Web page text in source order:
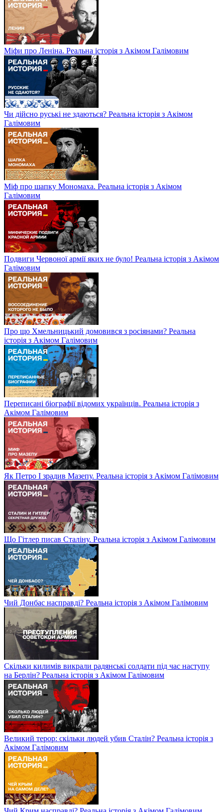
Міфи про Леніна. Реальна історія з Акімом Галімовим
Чи дійсно руські не здаються? Реальна історія з Акімом
Галімовим
Міф про шапку Мономаха. Реальна історія з Акімом
Галімовим
Подвиги Червоної армії яких не було! Реальна історія з Акімом
Галімовим
Про що Хмельницький домовився з росіянами? Реальна
історія з Акімом Галімовим
Переписані біографії відомих українців. Реальна історія з
Акімом Галімовим
Як Петро І зрадив Мазепу. Реальна історія з Акімом Галімовим
Що Гітлер писав Сталіну. Реальна історія з Акімом Галімовим
Чий Донбас насправді? Реальна історія з Акімом Галімовим
Скільки килимів викрали радянські солдати під час наступу
на Берлін? Реальна історія з Акімом Галімовим
Великий терор: скільки людей убив Сталін? Реальна історія з
Акімом Галімовим